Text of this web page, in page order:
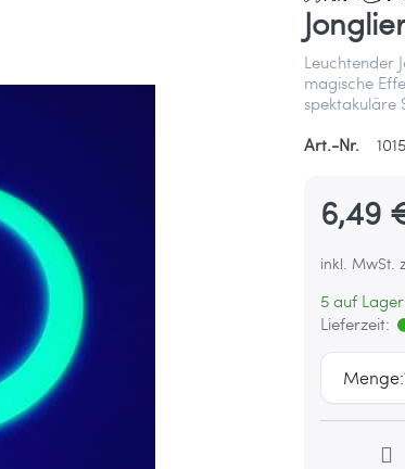
Leuchtender
magische
spektakuläre
Art.-Nr.
6,49
inkl. MwSt.
5 auf Lager
Lieferzeit:
Menge: